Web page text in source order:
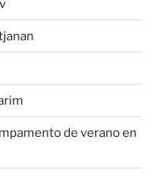
de verano en